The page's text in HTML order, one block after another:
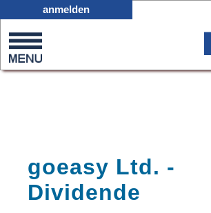
0
on
anmelden
goeasy Ltd. -
Dividende